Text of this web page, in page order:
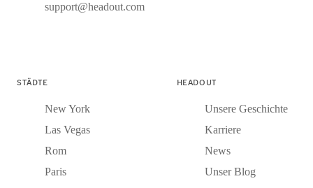
support@headout.com
STÄDTE
New York
Las Vegas
Rom
Paris
HEADOUT
Unsere Geschichte
Karriere
News
Unser Blog